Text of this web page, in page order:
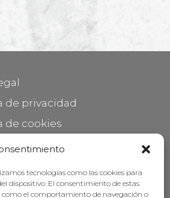
tecnologías como las cookies para
dispositivo. El consentimiento de estas
el comportamiento de navegación o
de privacidad
de cookies
su mueble